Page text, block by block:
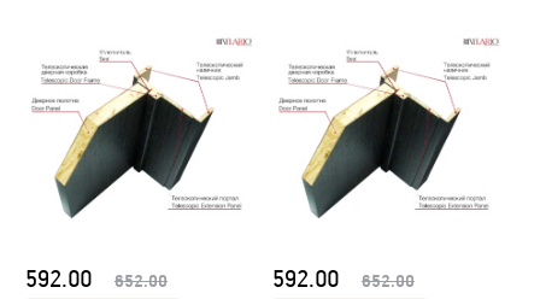
592.00 652.00 592.00 652.00